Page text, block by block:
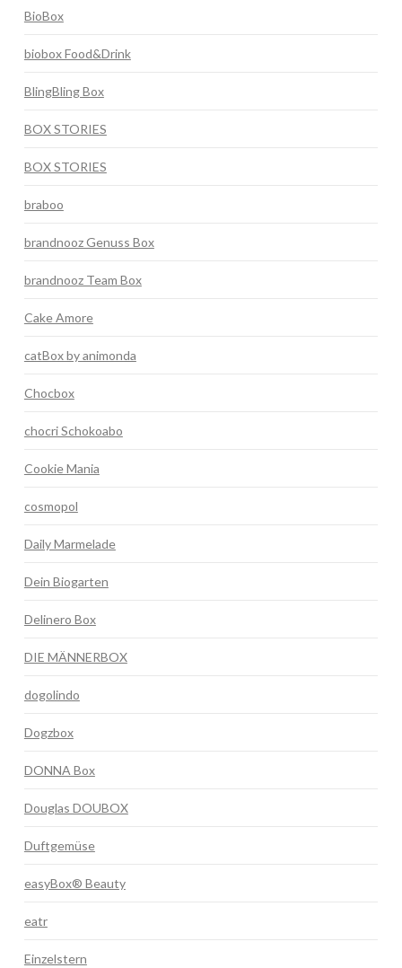
BioBox
biobox Food&Drink
BlingBling Box
BOX STORIES
BOX STORIES
braboo
brandnooz Genuss Box
brandnooz Team Box
Cake Amore
catBox by animonda
Chocbox
chocri Schokoabo
Cookie Mania
cosmopol
Daily Marmelade
Dein Biogarten
Delinero Box
DIE MÄNNERBOX
dogolindo
Dogzbox
DONNA Box
Douglas DOUBOX
Duftgemüse
easyBox® Beauty
eatr
Einzelstern